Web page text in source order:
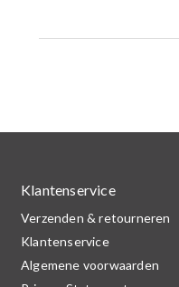
Klantenservice
Verzenden & retourneren
Klantenservice
Algemene voorwaarden